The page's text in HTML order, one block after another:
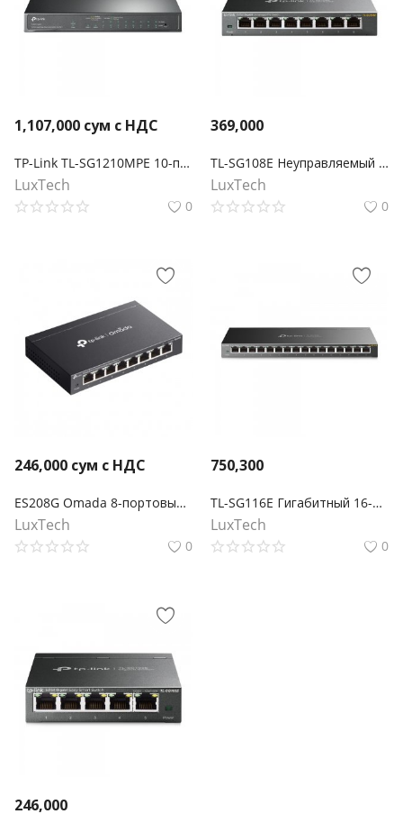
1,107,000 сум с НДС
TP-Link TL-SG1210MPE 10-портовый гигабитный Easy Smart Switch с 8 портами PoE+
LuxTech
0
369,000
TL-SG108E Неуправляемый гигабитный 8‑портовый коммутатор
LuxTech
0
246,000 сум с НДС
ES208G Omada 8-портовый гигабитный Easy Managed коммутатор
LuxTech
0
750,300
TL-SG116E Гигабитный 16-портовый коммутатор
LuxTech
0
246,000